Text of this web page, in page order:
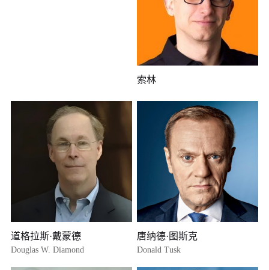
索林
道格拉斯·戴蒙德
Douglas W. Diamond
唐纳德·图斯克
Donald Tusk